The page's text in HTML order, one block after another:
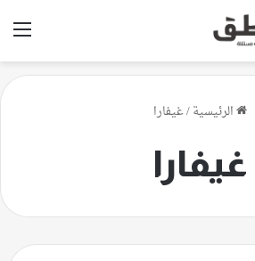
الرئيسية/غيفارا
غيفارا